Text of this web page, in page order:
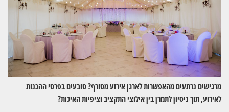
מרגישים נרתעים מהאפשרות לארגן אירוע מטורף? טובעים בפרטי ההכנות
לאירוע, תוך ניסיון לתמרן בין אילוצי התקציב וציפיות האיכות?